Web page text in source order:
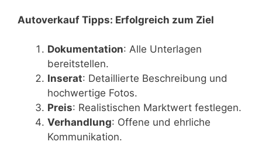
Autoverkauf Tipps: Erfolgreich zum Ziel
Dokumentation: Alle Unterlagen
bereitstellen.
Inserat: Detaillierte Beschreibung und
hochwertige Fotos.
Preis: Realistischen Marktwert festlegen.
Verhandlung: Offene und ehrliche
Kommunikation.